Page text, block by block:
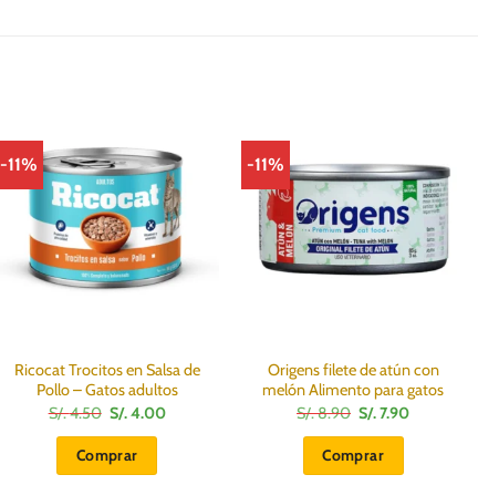
-11%
Ricocat Trocitos en Salsa de
Pollo – Gatos adultos
S/.4.50 El
precio
original
era:
S/.
S/.4.00El
Comprar
-11%
Origens filete de atún con
melón Alimento para gatos
S/.8.90 El
precio
original
era:
S/.
S/.7.90El
Comprar